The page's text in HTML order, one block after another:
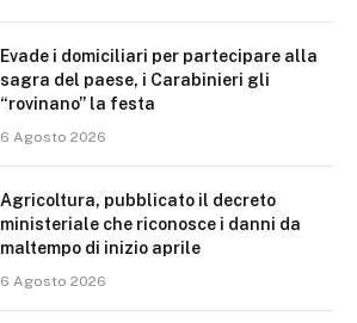
Evade i domiciliari per partecipare alla
sagra del paese, i Carabinieri gli
“rovinano” la festa
6 Agosto 2026
Agricoltura, pubblicato il decreto
ministeriale che riconosce i danni da
maltempo di inizio aprile
6 Agosto 2026